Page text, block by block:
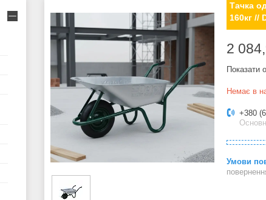
Тачка
160кг //
2
Показати
Немає в
+380